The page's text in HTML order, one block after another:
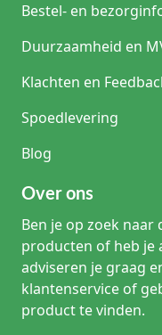
Bestel- en
Duurzaamheid en
Klachten en
Spoedlevering
Blog
Over ons
Ben je op zoek
producten of heb je
adviseren je graag
klantenservice of
product te vinden.